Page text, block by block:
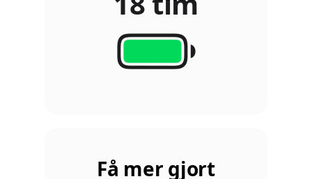
Få mer gjort